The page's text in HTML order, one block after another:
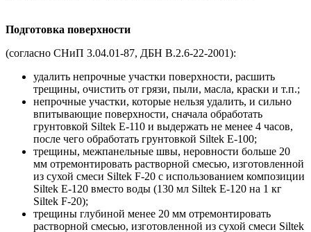
Подготовка поверхности
(согласно СНиП 3.04.01-87, ДБН В.2.6-22-2001):
удалить непрочные участки поверхности, расшить
трещины, очистить от грязи, пыли, масла, краски и т.п.;
непрочные участки, которые нельзя удалить, и сильно
впитывающие поверхности, сначала обработать
грунтовкой Siltek Е-110 и выдержать не менее 4 часов,
после чего обработать грунтовкой Siltek Е-100;
трещины, межпанельные швы, неровности больше 20
мм отремонтировать растворной смесью, изготовленной
из сухой смеси Siltek F-20 с использованием композиции
Siltek Е-120 вместо воды (130 мл Siltek Е-120 на 1 кг
Siltek F-20);
трещины глубиной менее 20 мм отремонтировать
растворной смесью, изготовленной из сухой смеси Siltek